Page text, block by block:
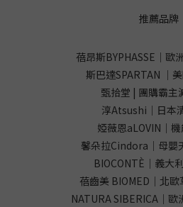
推薦品牌
蓓昂斯BYPHASSE｜歐
斯巴達SPARTAN ｜
甄拾堂 | 團購霸主
淳Atsushi｜日本
婭薇恩aLOVIN｜
馨朵拉Cindora｜母嬰
BIOCONTÈ｜義大
蓓齒美 BIOMED｜北
NATURA SIBERICA｜